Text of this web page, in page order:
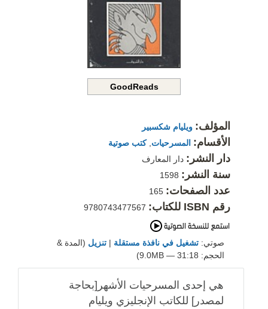
GoodReads
المؤلف: ويليام شكسبير
الأقسام: المسرحيات ,كتب صوتية
دار النشر: دار المعارف
سنة النشر:
عدد الصفحات:
رقم ISBN للكتاب: 9780743477567
صوتي: تشغيل في نافذة مستقلة | تنزيل (المدة &
الحجم: 31:18 — 9.0MB)
هي إحدى المسرحيات الأشهر[بحاجة
لمصدر] للكاتب الإنجليزي ويليام